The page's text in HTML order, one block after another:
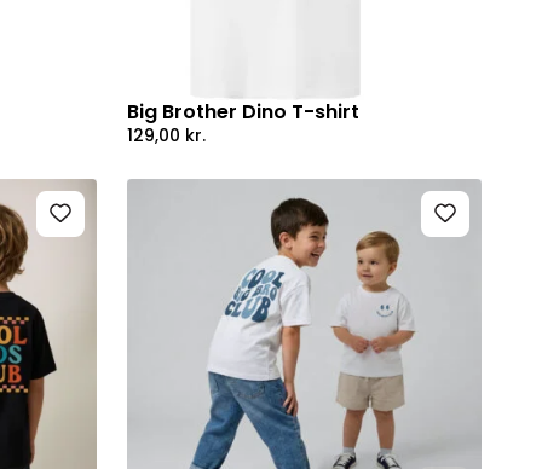
Big Brother Dino T-shirt
129,00 kr.